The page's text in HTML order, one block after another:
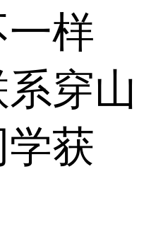
一样
穿山
获